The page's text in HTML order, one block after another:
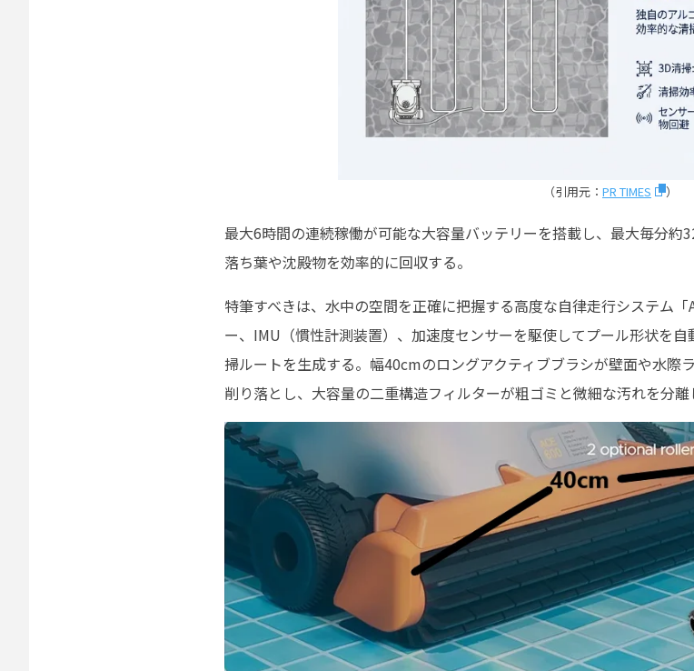
（引用元： PR TIMES ）
最大6時間の連続稼働が可能な大容量バッテリーを搭載し、最大毎分約
落ち葉や沈殿物を効率的に回収する。
特筆すべきは、水中の空間を正確に把握する高度な自律走行システム
ー、IMU（慣性計測装置）、加速度センサーを駆使してプール形状を
掃ルートを生成する。幅40cmのロングアクティブブラシが壁面や水際
削り落とし、大容量の二重構造フィルターが粗ゴミと微細な汚れを分離